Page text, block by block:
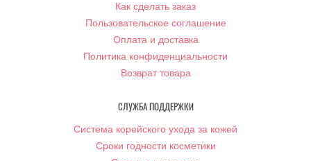
Как сделать заказ
Пользовательское соглашение
Оплата и доставка
Политика конфиденциальности
Возврат товара
СЛУЖБА ПОДДЕРЖКИ
Система корейского ухода за кожей
Сроки годности косметики